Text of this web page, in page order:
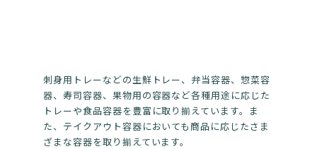
刺身用トレーなどの生鮮トレー、弁当容器、惣菜容
器、寿司容器、果物用の容器など各種用途に応じた
トレーや食品容器を豊富に取り揃えています。ま
た、テイクアウト容器においても商品に応じたさま
ざまな容器を取り揃えています。